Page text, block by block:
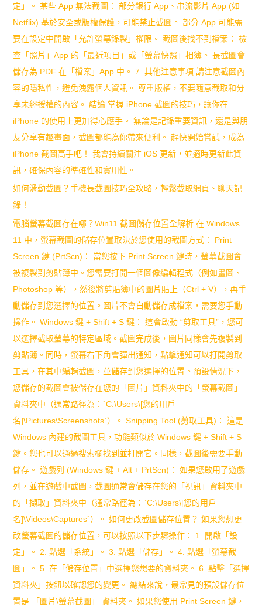
定」。 某些 App 無法截圖： 部分銀行 App、串流影片 App (如
Netflix) 基於安全或版權保護，可能禁止截圖。 部分 App 可能需
要在設定中開啟「允許螢幕錄製」權限。 截圖後找不到檔案： 檢
查「照片」App 的「最近項目」或「螢幕快照」相簿。 長截圖會
儲存為 PDF 在「檔案」App 中。 7. 其他注意事項 請注意截圖內
容的隱私性，避免洩露個人資訊。 尊重版權，不要隨意截取和分
享未經授權的內容。 結論 掌握 iPhone 截圖的技巧，讓你在
iPhone 的使用上更加得心應手。 無論是記錄重要資訊，還是與朋
友分享有趣畫面，截圖都能為你帶來便利。 趕快開始嘗試，成為
iPhone 截圖高手吧！ 我會持續關注 iOS 更新，並適時更新此資
訊，確保內容的準確性和實用性。
如何滑動截圖？手機長截圖技巧全攻略，輕鬆截取網頁、聊天記
錄！
電腦螢幕截圖存在哪？Win11 截圖儲存位置全解析 在 Windows
11 中，螢幕截圖的儲存位置取決於您使用的截圖方式： Print
Screen 鍵 (PrtScn)： 當您按下 Print Screen 鍵時，螢幕截圖會
被複製到剪貼簿中。您需要打開一個圖像編輯程式（例如畫圖、
Photoshop 等），然後將剪貼簿中的圖片貼上（Ctrl + V），再手
動儲存到您選擇的位置。圖片不會自動儲存成檔案，需要您手動
操作。 Windows 鍵 + Shift + S 鍵： 這會啟動 “剪取工具”，您可
以選擇截取螢幕的特定區域。截圖完成後，圖片同樣會先複製到
剪貼簿。同時，螢幕右下角會彈出通知，點擊通知可以打開剪取
工具，在其中編輯截圖，並儲存到您選擇的位置。預設情況下，
您儲存的截圖會被儲存在您的「圖片」資料夾中的「螢幕截圖」
資料夾中（通常路徑為：`C:\Users\[您的用戶
名]\Pictures\Screenshots`）。 Snipping Tool (剪取工具)： 這是
Windows 內建的截圖工具，功能類似於 Windows 鍵 + Shift + S
鍵。您也可以通過搜索欄找到並打開它。同樣，截圖後需要手動
儲存。 遊戲列 (Windows 鍵 + Alt + PrtScn)： 如果您啟用了遊戲
列，並在遊戲中截圖，截圖通常會儲存在您的「視訊」資料夾中
的「擷取」資料夾中（通常路徑為：`C:\Users\[您的用戶
名]\Videos\Captures`）。 如何更改截圖儲存位置？ 如果您想更
改螢幕截圖的儲存位置，可以按照以下步驟操作： 1. 開啟「設
定」。 2. 點選「系統」。 3. 點選「儲存」。 4. 點選「螢幕截
圖」。 5. 在「儲存位置」中選擇您想要的資料夾。 6. 點擊「選擇
資料夾」按鈕以確認您的變更。 總結來說，最常見的預設儲存位
置是 「圖片\螢幕截圖」 資料夾。 如果您使用 Print Screen 鍵，